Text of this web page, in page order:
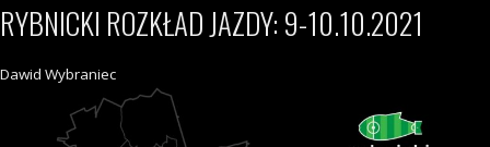
RYBNICKI ROZKŁAD JAZDY: 9-10.10.2021
Dawid Wybraniec